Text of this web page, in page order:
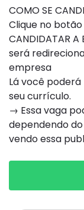
COMO SE
Clique no botão
CANDIDATAR
será
empresa
Lá você
seu currículo.
→ Essa vaga
dependendo
vendo essa